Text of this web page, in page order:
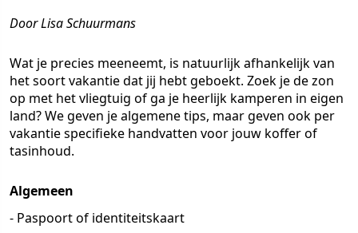
Door Lisa Schuurmans
Wat je precies meeneemt, is natuurlijk afhankelijk van
het soort vakantie dat jij hebt geboekt. Zoek je de zon
op met het vliegtuig of ga je heerlijk kamperen in eigen
land? We geven je algemene tips, maar geven ook per
vakantie specifieke handvatten voor jouw koffer of
tasinhoud.
Algemeen
- Paspoort of identiteitskaart